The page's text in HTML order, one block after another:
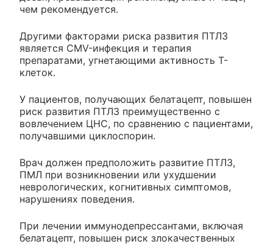
чем рекомендуется.
Другими факторами риска развития ПТЛЗ
является CMV-инфекция и терапия
препаратами, угнетающими активность T-
клеток.
У пациентов, получающих белатацепт, повышен
риск развития ПТЛЗ преимущественно с
вовлечением ЦНС, по сравнению с пациентами,
получавшими циклоспорин.
Врач должен предположить развитие ПТЛЗ,
ПМЛ при возникновении или ухудшении
неврологических, когнитивных симптомов,
нарушениях поведения.
При лечении иммунодепрессантами, включая
белатацепт, повышен риск злокачественных